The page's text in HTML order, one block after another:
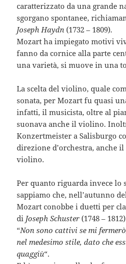
caratterizzato da una grande
sgorgano spontanee,
Joseph Haydn(1732 – 1809).
Mozart ha impiegato motivi
fanno da cornice alla parte
una varietà, si muove in una
La scelta del violino, quale
sonata, per Mozart fu quasi
infatti, il musicista, oltre al
suonava anche il violino.
Konzertmeister a Salisburgo
direzione d’orchestra, anche
violino.
Per quanto riguarda invece lo
sappiamo che, nell’autunno
Mozart conobbe i duetti per
di Joseph Schuster (1748 –
“Non sono cattivi se mi
nel medesimo stile, dato che
quaggiù“.